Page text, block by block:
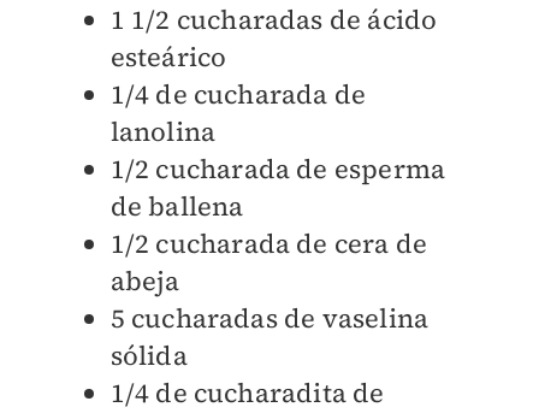
1 1/2 cucharadas de ácido
esteárico
1/4 de cucharada de
lanolina
1/2 cucharada de esperma
de ballena
1/2 cucharada de cera de
abeja
5 cucharadas de vaselina
sólida
1/4 de cucharadita de